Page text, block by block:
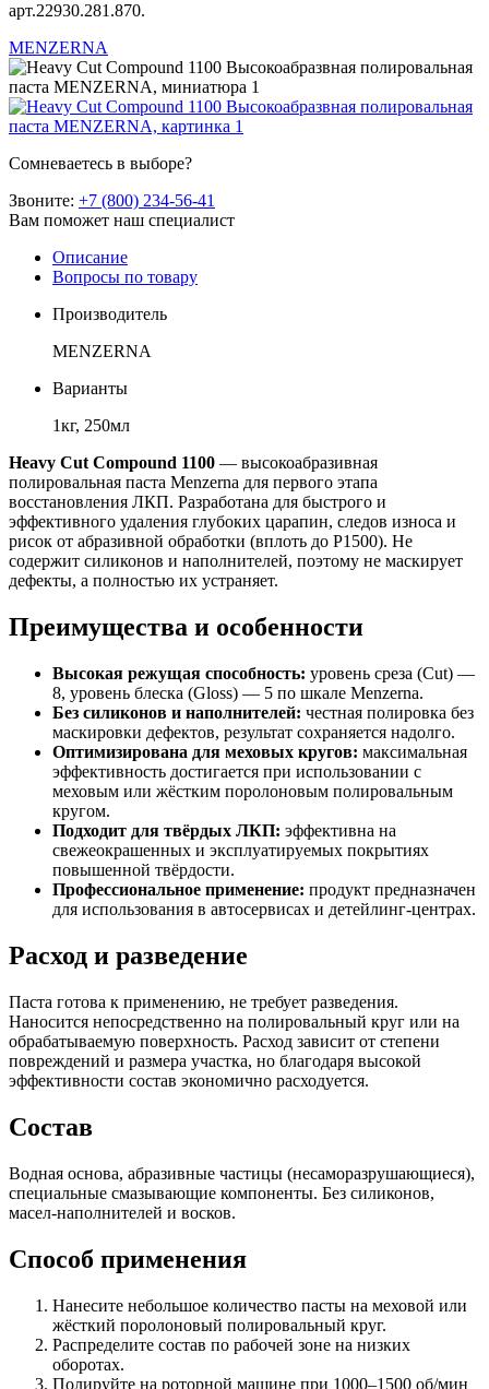
арт.22930.281.870.
MENZERNA
Сомневаетесь в выборе?
Звоните: +7 (800) 234-56-41
Вам поможет наш специалист
Описание
Вопросы по товару
Производитель
MENZERNA
Варианты
1кг, 250мл
Heavy Cut Compound 1100 — высокоабразивная
полировальная паста Menzerna для первого этапа
восстановления ЛКП. Разработана для быстрого и
эффективного удаления глубоких царапин, следов износа и
рисок от абразивной обработки (вплоть до P1500). Не
содержит силиконов и наполнителей, поэтому не маскирует
дефекты, а полностью их устраняет.
Преимущества и особенности
Высокая режущая способность: уровень среза (Cut) —
8, уровень блеска (Gloss) — 5 по шкале Menzerna.
Без силиконов и наполнителей: честная полировка без
маскировки дефектов, результат сохраняется надолго.
Оптимизирована для меховых кругов: максимальная
эффективность достигается при использовании с
меховым или жёстким поролоновым полировальным
кругом.
Подходит для твёрдых ЛКП: эффективна на
свежеокрашенных и эксплуатируемых покрытиях
повышенной твёрдости.
Профессиональное применение: продукт предназначен
для использования в автосервисах и детейлинг-центрах.
Расход и разведение
Паста готова к применению, не требует разведения.
Наносится непосредственно на полировальный круг или на
обрабатываемую поверхность. Расход зависит от степени
повреждений и размера участка, но благодаря высокой
эффективности состав экономично расходуется.
Состав
Водная основа, абразивные частицы (несаморазрушающиеся),
специальные смазывающие компоненты. Без силиконов,
масел-наполнителей и восков.
Способ применения
Нанесите небольшое количество пасты на меховой или
жёсткий поролоновый полировальный круг.
Распределите состав по рабочей зоне на низких
оборотах.
Полируйте на роторной машине при 1000–1500 об/мин